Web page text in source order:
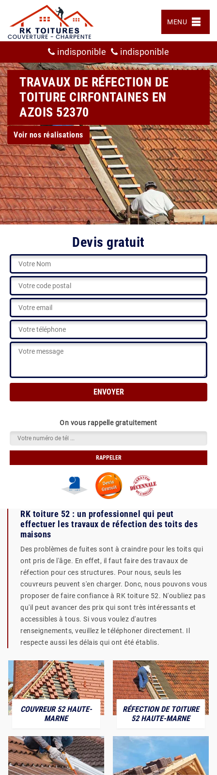
MENU
indisponible indisponible
TRAVAUX DE RÉFECTION DE
TOITURE CIRFONTAINES EN
AZOIS 52370
Voir nos réalisations
Devis gratuit
On vous rappelle gratuitement
RK toiture 52 : un professionnel qui peut
effectuer les travaux de réfection des toits des
maisons
Des problèmes de fuites sont à craindre pour les toits qui
ont pris de l'âge. En effet, il faut faire des travaux de
réfection pour ces structures. Pour nous, seuls les
couvreurs peuvent s'en charger. Donc, nous pouvons vous
proposer de faire confiance à RK toiture 52. N'oubliez pas
qu'il peut avancer des prix qui sont très intéressants et
accessibles à tous. Si vous voulez d'autres
renseignements, veuillez le téléphoner directement. Il
respecte aussi les délais qui ont été établis.
COUVREUR 52 HAUTE-
MARNE
RÉFECTION DE TOITURE
52 HAUTE-MARNE